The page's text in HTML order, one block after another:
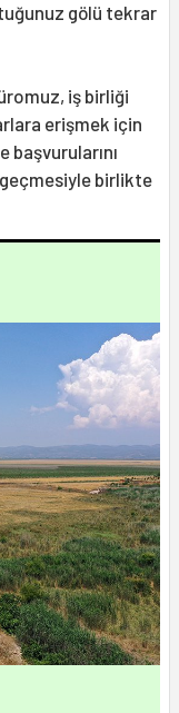
gölü tekrar
iş birliği
erişmek için
başvurularını
geçmesiyle birlikte